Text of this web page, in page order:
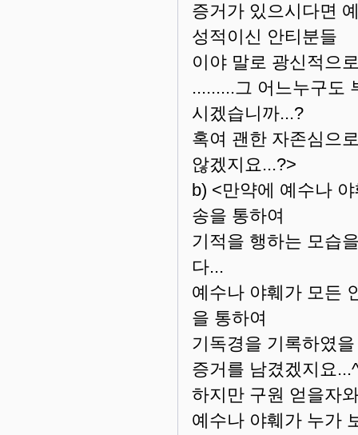
증거가 있으시다면
성적이신 안티분들
이야 말로 광신적으
.........그 어느누구도
시겠습니까...?
혹여 괜한 자존심으
않겠지요...?>
b) <만약에 예수나
송을 통하여
기적을 행하는 모습
다...
예수나 야훼가 모든
을 통하여
기독경을 기록하였
증거를 남겼겠지요
하지만 구원 얻을자
예수나 야훼가 누가